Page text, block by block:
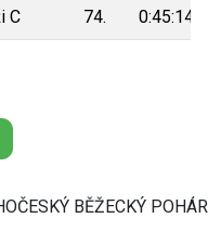
C 74. 0:45:14
BĚŽECKÝ POHÁR